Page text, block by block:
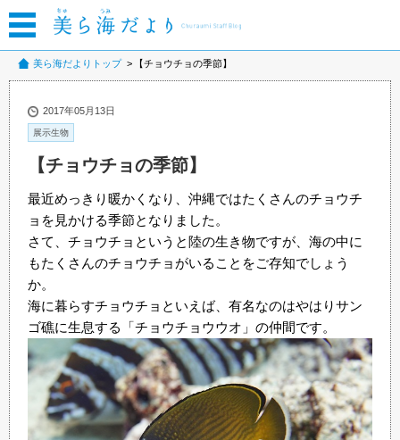
美ら海だよりトップ 【チョウチョの季節】
2017年05月13日
展示生物
【チョウチョの季節】
最近めっきり暖かくなり、沖縄ではたくさんのチョウチ
ョを見かける季節となりました。
さて、チョウチョというと陸の生き物ですが、海の中に
もたくさんのチョウチョがいることをご存知でしょう
か。
海に暮らすチョウチョといえば、有名なのはやはりサン
ゴ礁に生息する「チョウチョウウオ」の仲間です。